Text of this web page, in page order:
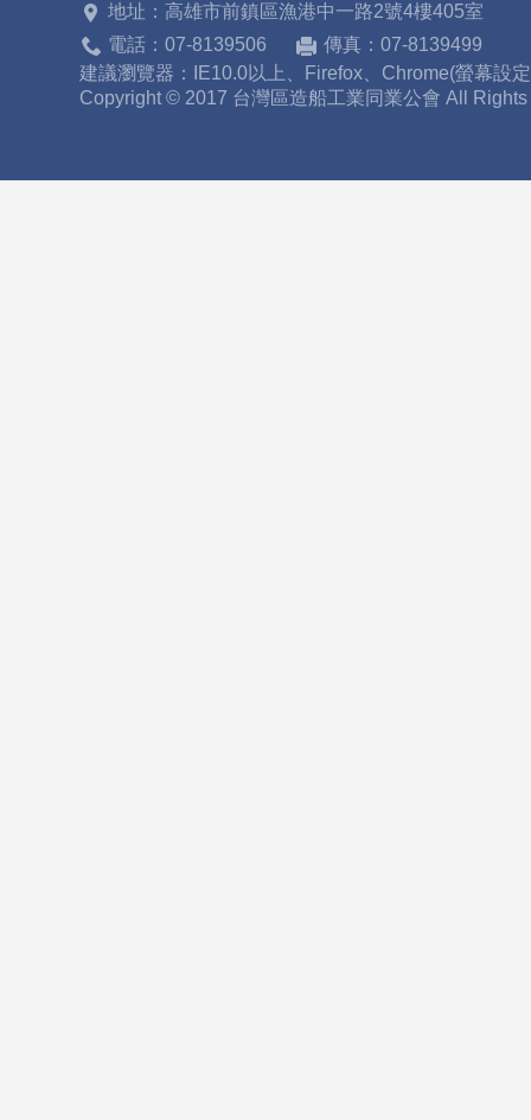
歷
地址：高雄市前鎮區漁港中一路2號4樓405室
電話：07-8139506
傳真：07-8139499
建議瀏覽器：IE10.0以上、Firefox、Chrome(螢幕設
Copyright © 2017 台灣區造船工業同業公會 All